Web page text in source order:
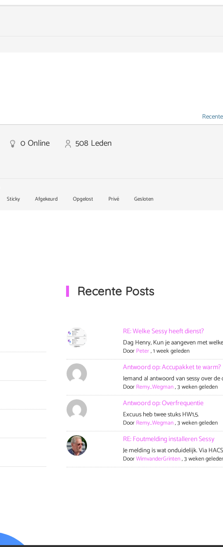
0Online 508 Leden
Sticky Afgekeurd Opgelost Privé Gesloten
Recente Posts
RE: Welke Sessy heeft dienst?
Dag Henry, Kun je aangeven met
Door Peter,1 week geleden
Antwoord op: Accupakket te warm?
Iemand al antwoord van sessy over
Door Remy_Wegman,3 weken geleden
Antwoord op: Overfrequentie
Excuus heb twee stuks HW1,5.
Door Remy_Wegman,3 weken geleden
RE: Foutmelding installeren Sessy
Je melding is wat onduidelijk. Via
DoorWimvanderGrinten,3 weken